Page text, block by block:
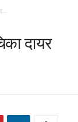
दायर